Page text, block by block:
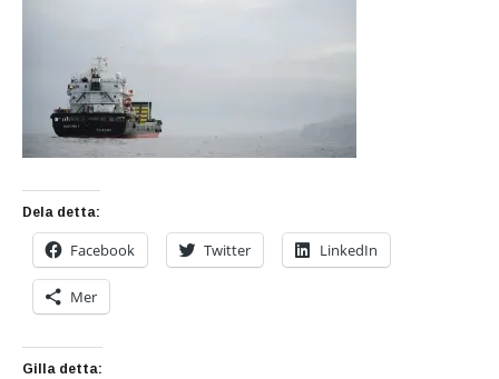
Dela detta:
Facebook Twitter LinkedIn
Mer
Gilla detta: